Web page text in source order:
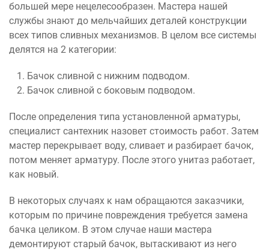
большей мере нецелесообразен. Мастера нашей
службы знают до мельчайших деталей конструкции
всех типов сливных механизмов. В целом все системы
делятся на 2 категории:
Бачок сливной с нижним подводом.
Бачок сливной с боковым подводом.
После определения типа установленной арматуры,
специалист сантехник назовет стоимость работ. Затем
мастер перекрывает воду, сливает и разбирает бачок,
потом меняет арматуру. После этого унитаз работает,
как новый.
В некоторых случаях к нам обращаются заказчики,
которым по причине повреждения требуется замена
бачка целиком. В этом случае наши мастера
демонтируют старый бачок, вытаскивают из него